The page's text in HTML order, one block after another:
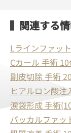
関連する
Lラインファッ
Cカール 手術
副皮切除 手術
ヒアルロン酸注
涙袋形成 手術
バッカルファッ